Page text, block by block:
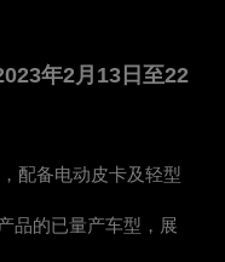
年2月13日至22
配备电动皮卡及轻型
品的已量产车型，展